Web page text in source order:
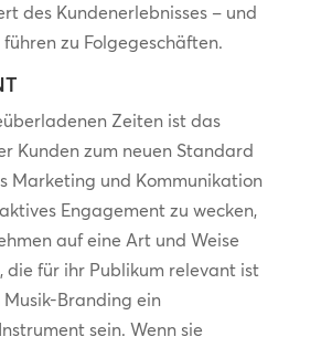
des Kundenerlebnisses – und
zu Folgegeschäften.
Zeiten ist das
Kunden zum neuen Standard
Marketing und Kommunikation
Engagement zu wecken,
auf eine Art und Weise
die für ihr Publikum relevant ist
Branding ein
sein. Wenn sie